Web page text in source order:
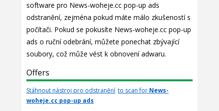
software pro News-woheje.cc pop-up ads
odstranění, zejména pokud máte málo zkušeností s
počítači. Pokud se pokusíte News-woheje.cc pop-up
ads o ruční odebrání, můžete ponechat zbývající
soubory, což může vést k obnovení adwaru.
Offers
Stáhnout nástroj pro odstranění to scan for News-
woheje.cc pop-up ads